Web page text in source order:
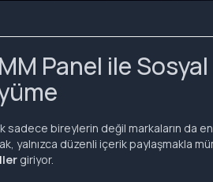
Panel ile
sadece bireylerin değil markaların da
yalnızca düzenli içerik paylaşmakla
ler giriyor.